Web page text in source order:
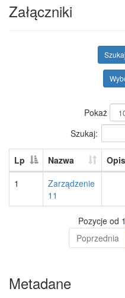
Załączniki
Pokaż
Szukaj:
Lp Nazwa Opis
1
Zarządzenie
11
Pozycje od
Poprzednia
Metadane